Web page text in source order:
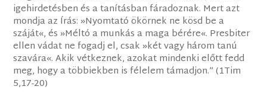
igehirdetésben és a tanításban fáradoznak. Mert azt
mondja az Írás: »Nyomtató ökörnek ne kösd be a
száját«, és »Méltó a munkás a maga bérére«. Presbiter
ellen vádat ne fogadj el, csak »két vagy három tanú
szavára«. Akik vétkeznek, azokat mindenki előtt fedd
meg, hogy a többiekben is félelem támadjon.” (1Tim
5,17-20)